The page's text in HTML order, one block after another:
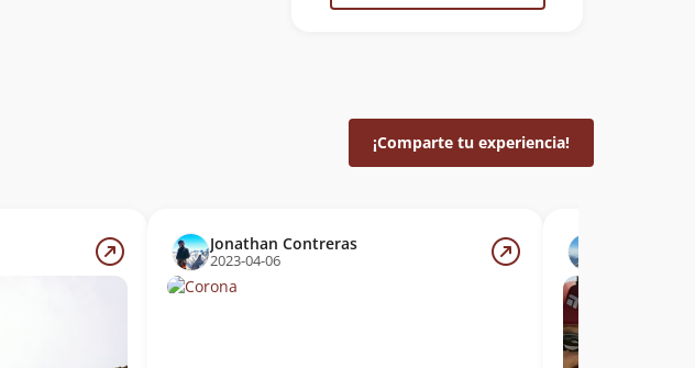
¡Comparte tu experiencia!
Jonathan Contreras
2023-04-06